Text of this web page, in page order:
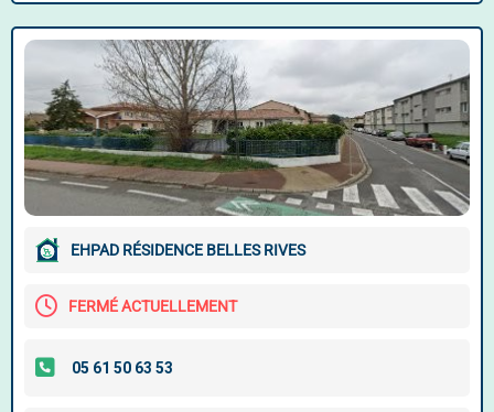
EHPAD RÉSIDENCE BELLES RIVES
FERMÉ ACTUELLEMENT